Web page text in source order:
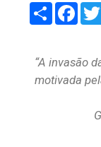
Share
“A invasão
motivada